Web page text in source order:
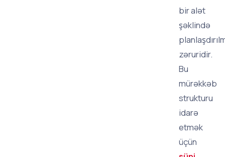
bir alət
şəklində
zəruridir.
Bu
mürəkkəb
strukturu
idarə
etmək
üçün